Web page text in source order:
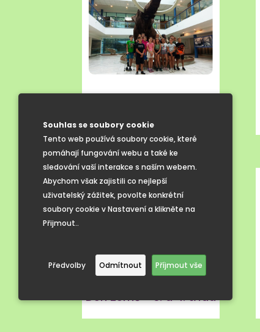
Souhlas se soubory cookie
Tento web používá soubory cookie, které
pomáhají fungování webu a také ke
sledování vaší interakce s naším webem.
Abychom však zajistili co nejlepší
uživatelský zážitek, povolte konkrétní
soubory cookie v Nastavení a klikněte na
Přijmout..
Předvolby Odmítnout Příjmout vše
Den Země - 3. a 4. třída